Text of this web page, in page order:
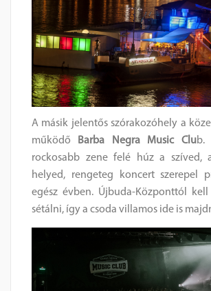
A másik jelentős szórakozóhely a
működő Barba Negra Music Club.
rockosabb zene felé húz a szíved,
helyed, rengeteg koncert szerepel
egész évben. Újbuda-Központtól
sétálni, így a csoda villamos ide is